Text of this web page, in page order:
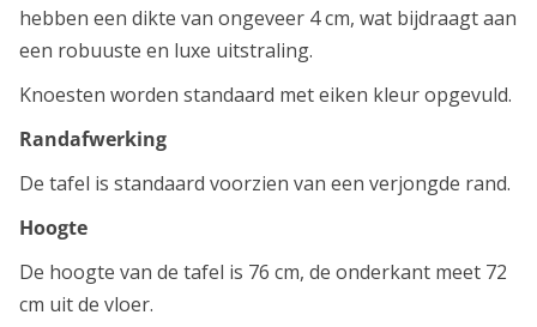
hebben een dikte van ongeveer 4 cm, wat bijdraagt aan
een robuuste en luxe uitstraling.
Knoesten worden standaard met eiken kleur opgevuld.
Randafwerking
De tafel is standaard voorzien van een verjongde rand.
Hoogte
De hoogte van de tafel is 76 cm, de onderkant meet 72
cm uit de vloer.